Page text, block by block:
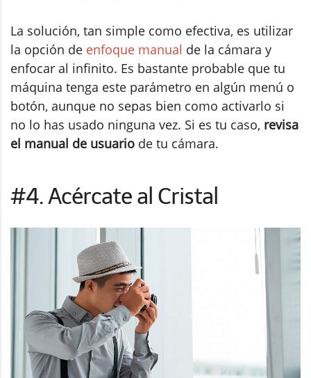
La solución, tan simple como efectiva, es utilizar
la opción de enfoque manual de la cámara y
enfocar al infinito. Es bastante probable que tu
máquina tenga este parámetro en algún menú o
botón, aunque no sepas bien como activarlo si
no lo has usado ninguna vez. Si es tu caso, revisa
el manual de usuario de tu cámara.
#4. Acércate al Cristal